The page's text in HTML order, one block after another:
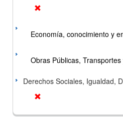
Economía, conocimiento y
Obras Públicas,
Derechos Sociales, Igualdad,